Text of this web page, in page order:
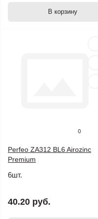
В корзину
0
Perfeo ZA312 BL6 Airozinc
Premium
6шт.
40.20 руб.